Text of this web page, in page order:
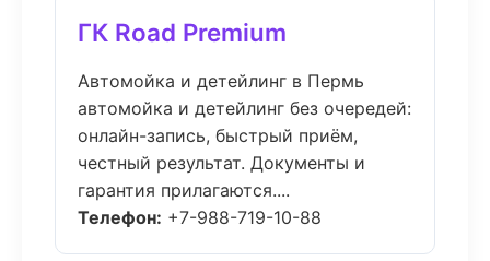
ГК Road Premium
Автомойка и детейлинг в Пермь
автомойка и детейлинг без очередей:
онлайн-запись, быстрый приём,
честный результат. Документы и
гарантия прилагаются....
Телефон: +7-988-719-10-88